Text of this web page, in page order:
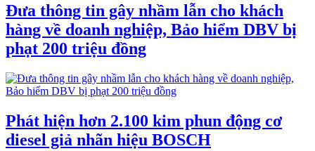
Đưa thông tin gây nhầm lẫn cho khách
hàng về doanh nghiệp, Bảo hiểm DBV bị
phạt 200 triệu đồng
Phát hiện hơn 2.100 kim phun động cơ
diesel giả nhãn hiệu BOSCH